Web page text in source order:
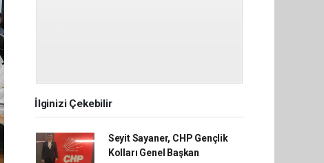
İlginizi Çekebilir
Seyit Sayaner, CHP Gençlik
Kolları Genel Başkan